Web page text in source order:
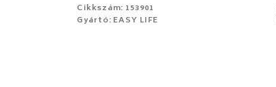
Cikkszám: 153901
Gyártó: EASY LIFE